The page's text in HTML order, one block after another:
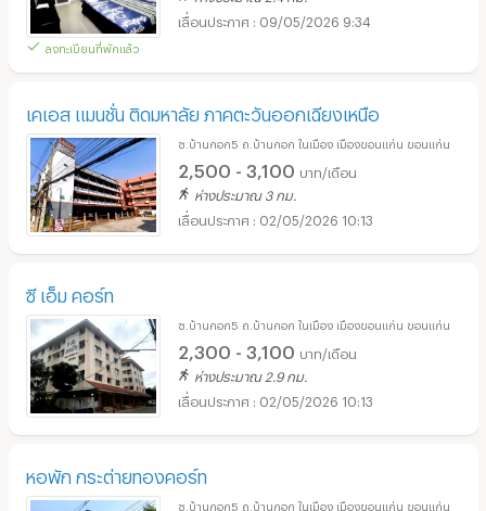
ลงทะเบียนที่พักแล้ว
09/05/2026 9:34
เคเอส แมนชั่น ติดมหาลัย ภาคตะวันออกเฉียงเหนือ
ซ.บ้านกอก5 ถ.บ้านกอก ในเมือง เมืองขอนแก่น ขอนแก่น
2,500 - 3,100 บาท/เดือน
ห่างประมาณ 3 กม.
02/05/2026 10:13
ซี เอ็ม คอร์ท
ซ.บ้านกอก5 ถ.บ้านกอก ในเมือง เมืองขอนแก่น ขอนแก่น
2,300 - 3,100 บาท/เดือน
ห่างประมาณ 2.9 กม.
02/05/2026 10:13
หอพัก กระต่ายทองคอร์ท
ซ.บ้านกอก5 ถ.บ้านกอก ในเมือง เมืองขอนแก่น ขอนแก่น